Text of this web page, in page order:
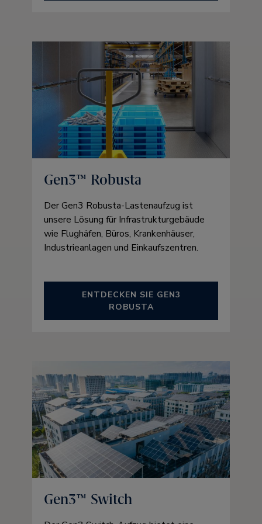
Gen3™ Robusta
Der Gen3 Robusta-Lastenaufzug ist
unsere Lösung für Infrastrukturgebäude
wie Flughäfen, Büros, Krankenhäuser,
Industrieanlagen und Einkaufszentren.
ENTDECKEN SIE GEN3
ROBUSTA
Gen3™ Switch